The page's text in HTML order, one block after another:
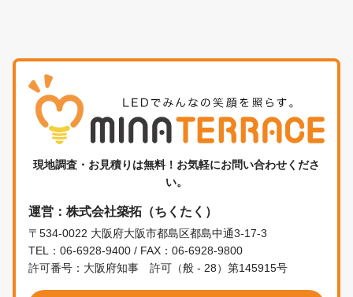
現地調査・お見積りは無料！お気軽にお問い合わせくださ
い。
運営：株式会社築拓（ちくたく）
〒534-0022 大阪府大阪市都島区都島中通3-17-3
TEL：06-6928-9400 / FAX：06-6928-9800
許可番号：大阪府知事 許可（般 - 28）第145915号